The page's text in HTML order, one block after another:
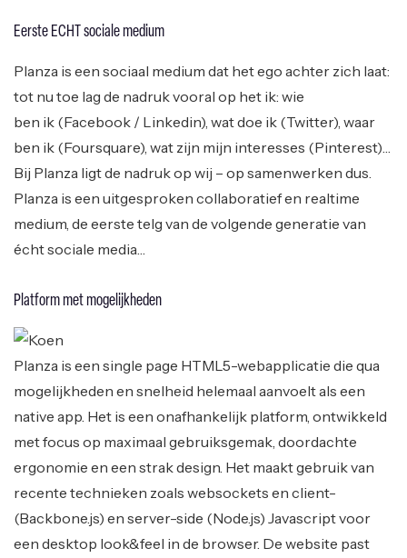
Eerste ECHT sociale medium
Planza is een sociaal medium dat het ego achter zich laat:
tot nu toe lag de nadruk vooral op het ik: wie
ben ik (Facebook / Linkedin), wat doe ik (Twitter), waar
ben ik (Foursquare), wat zijn mijn interesses (Pinterest)…
Bij Planza ligt de nadruk op wij – op samenwerken dus.
Planza is een uitgesproken collaboratief en realtime
medium, de eerste telg van de volgende generatie van
écht sociale media…
Platform met mogelijkheden
Planza is een single page HTML5-webapplicatie die qua
mogelijkheden en snelheid helemaal aanvoelt als een
native app. Het is een onafhankelijk platform, ontwikkeld
met focus op maximaal gebruiksgemak, doordachte
ergonomie en een strak design. Het maakt gebruik van
recente technieken zoals websockets en client-
(Backbone.js) en server-side (Node.js) Javascript voor
een desktop look&feel in de browser. De website past